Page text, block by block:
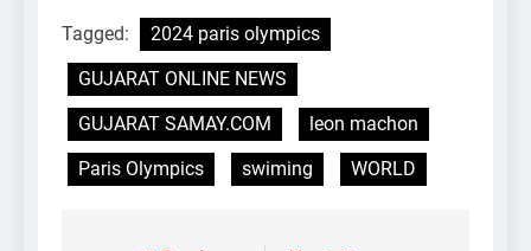
Tagged:
2024 paris olympics
GUJARAT ONLINE NEWS
GUJARAT SAMAY.COM
leon machon
Paris Olympics
swiming WORLD